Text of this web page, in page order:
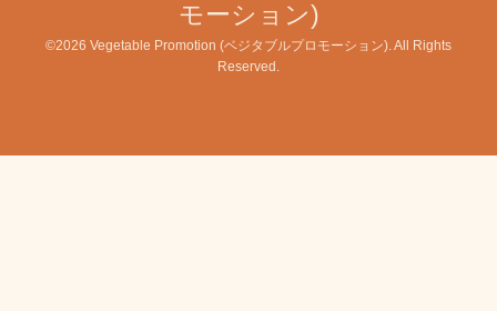
モーション)
©2026 Vegetable Promotion (ベジタブルプロモーション) . All Rights
Reserved.